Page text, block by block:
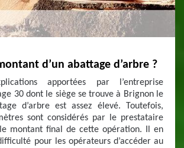
d’un abattage d’arbre ?
apportées par l’entreprise
30 dont le siège se trouve à Brignon le
d’arbre est assez élevé. Toutefois,
sont considérés par le prestataire
montant final de cette opération. Il en
pour les opérateurs d’accéder au